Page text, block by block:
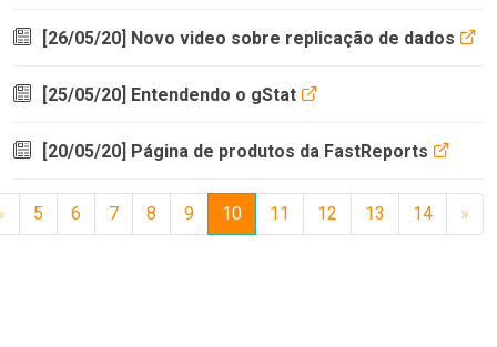
[26/05/20] Novo video sobre replicação de dados
[25/05/20] Entendendo o gStat
[20/05/20] Página de produtos da FastReports
5 6 7 8 9 10 11 12 13 14 »